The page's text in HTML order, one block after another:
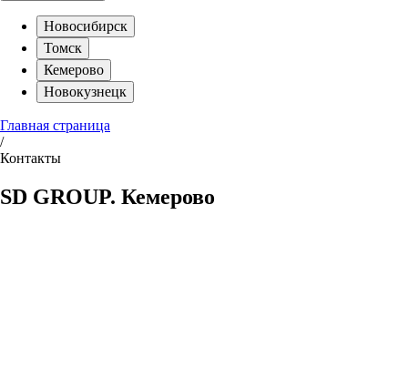
Новосибирск
Томск
Кемерово
Новокузнецк
Главная страница
/
Контакты
SD GROUP. Кемерово